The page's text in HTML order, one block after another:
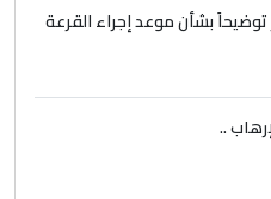
بشأن موعد إجراء القرعة
..